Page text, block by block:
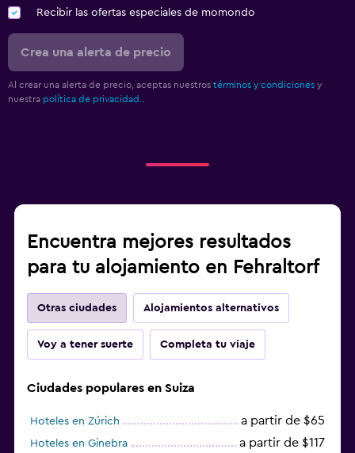
Recibir las ofertas especiales de momondo
Crea una alerta de precio
Al crear una alerta de precio, aceptas nuestros términos y condiciones y
nuestra política de privacidad.
Encuentra mejores resultados
para tu alojamiento en Fehraltorf
Otras ciudades Alojamientos alternativos
Voy a tener suerte Completa tu viaje
Ciudades populares en Suiza
Hoteles en Zúrich a partir de $65
Hoteles en Ginebra a partir de $117